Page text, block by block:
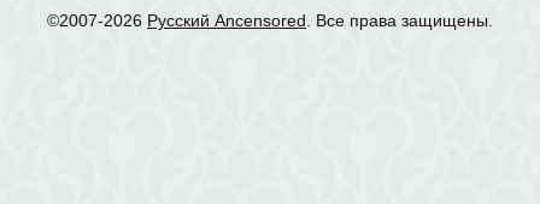
©2007-2026 Русский Ancensored . Все права защищены.